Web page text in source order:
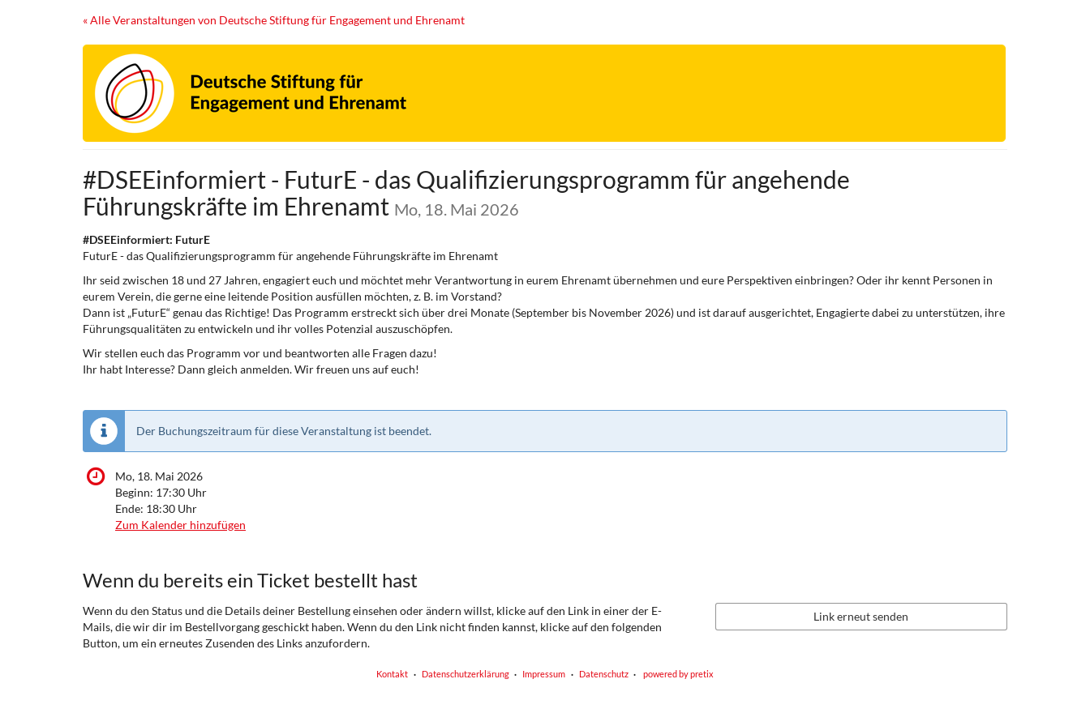
« Alle Veranstaltungen von Deutsche Stiftung für Engagement und Ehrenamt
#DSEEinformiert - FuturE - das Qualifizierungsprogramm für angehende
Führungskräfte im Ehrenamt Mo, 18. Mai 2026
#DSEEinformiert: FuturE
FuturE - das Qualifizierungsprogramm für angehende Führungskräfte im Ehrenamt
Ihr seid zwischen 18 und 27 Jahren, engagiert euch und möchtet mehr Verantwortung in eurem Ehrenamt übernehmen und eure Perspektiven einbringen? Oder ihr kennt Personen in
eurem Verein, die gerne eine leitende Position ausfüllen möchten, z. B. im Vorstand?
Dann ist „FuturE“ genau das Richtige! Das Programm erstreckt sich über drei Monate (September bis November 2026) und ist darauf ausgerichtet, Engagierte dabei zu unterstützen, ihre
Führungsqualitäten zu entwickeln und ihr volles Potenzial auszuschöpfen.
Wir stellen euch das Programm vor und beantworten alle Fragen dazu!
Ihr habt Interesse? Dann gleich anmelden. Wir freuen uns auf euch!
Der Buchungszeitraum für diese Veranstaltung ist beendet.
Mo, 18. Mai 2026
Beginn: 17:30 Uhr
Ende: 18:30 Uhr
Zum Kalender hinzufügen
Wenn du bereits ein Ticket bestellt hast
Wenn du den Status und die Details deiner Bestellung einsehen oder ändern willst, klicke auf den Link in einer der E-
Mails, die wir dir im Bestellvorgang geschickt haben. Wenn du den Link nicht finden kannst, klicke auf den folgenden
Button, um ein erneutes Zusenden des Links anzufordern.
Link erneut senden
Kontakt Datenschutzerklärung Impressum Datenschutz powered by pretix